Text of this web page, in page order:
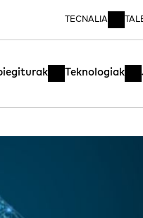
TECNALIA
Teknologiak